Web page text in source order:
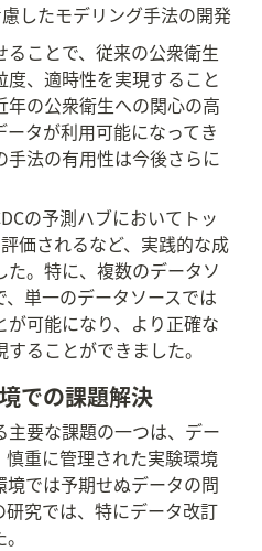
したモデリング手法の開発
ことで、従来の公衆衛生
、適時性を実現すること
の公衆衛生への関心の高
タが利用可能になってき
法の有用性は今後さらに
の予測ハブにおいてトッ
価されるなど、実践的な成
。特に、複数のデータソ
単一のデータソースでは
可能になり、より正確な
ることができました。
での課題解決
主要な課題の一つは、デー
重に管理された実験環境
では予期せぬデータの問
究では、特にデータ改訂